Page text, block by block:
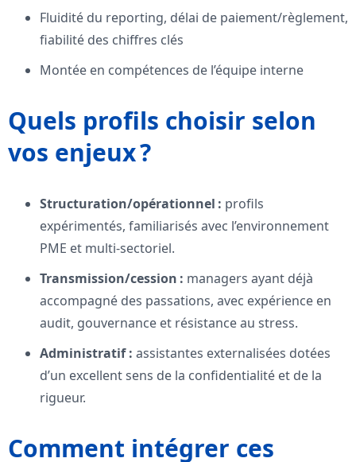
Fluidité du reporting, délai de paiement/règlement,
fiabilité des chiffres clés
Montée en compétences de l’équipe interne
Quels profils choisir selon
vos enjeux ?
Structuration/opérationnel : profils
expérimentés, familiarisés avec l’environnement
PME et multi-sectoriel.
Transmission/cession : managers ayant déjà
accompagné des passations, avec expérience en
audit, gouvernance et résistance au stress.
Administratif : assistantes externalisées dotées
d’un excellent sens de la confidentialité et de la
rigueur.
Comment intégrer ces